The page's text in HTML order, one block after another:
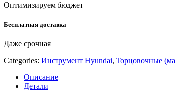
Оптимизируем бюджет
Бесплатная доставка
Даже срочная
Categories: Инструмент Hyundai, Торцовочные
Описание
Детали